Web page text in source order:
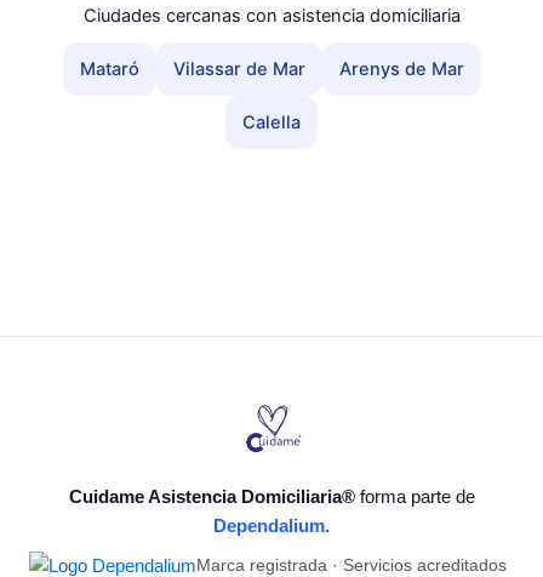
Ciudades cercanas con asistencia domiciliaria
Mataró Vilassar de Mar Arenys de Mar
Calella
Cuidame Asistencia Domiciliaria®forma parte de
Dependalium.
Marca registrada · Servicios acreditados